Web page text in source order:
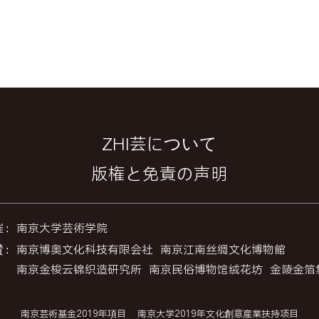
ZHI芸について
版権と免責の声明
南京大学芸術学院
南京博奥文化科技有限会社 南京江南丝绸文化博物館
南京金梭云锦织造研究所 南京民俗博物馆绒花坊 金陵金箔
南京芸術基金2019年項目 南京大学2019年文化創意産業扶持项目